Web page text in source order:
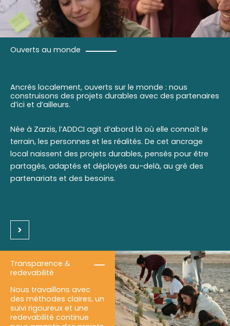
Ouverts au monde
Ancrés localement, ouverts sur le monde : nous
construisons des projets durables avec des partenaires
d’ici et d’ailleurs.
Née à Zarzis, l’ADDCI agit d’abord là où elle connaît le
terrain, les personnes et les réalités. De cet ancrage
local naissent des projets durables, pensés pour être
partagés, adaptés et déployés au-delà, au gré des
partenariats et des besoins.
Transparence &
redevabilité
Nous travaillons avec
des méthodes claires, un
suivi rigoureux et une
redevabilité continue